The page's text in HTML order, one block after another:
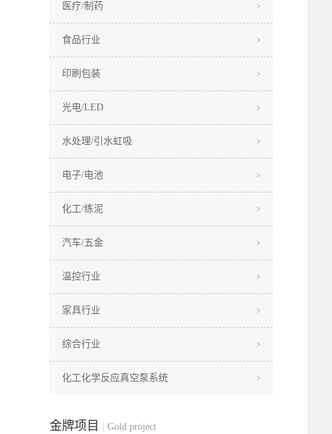
医疗/制药
食品行业
印刷包装
光电/LED
水处理/引水虹吸
电子/电池
化工/练泥
汽车/五金
温控行业
家具行业
综合行业
化工化学反应真空泵系统
金牌项目 | Gold project